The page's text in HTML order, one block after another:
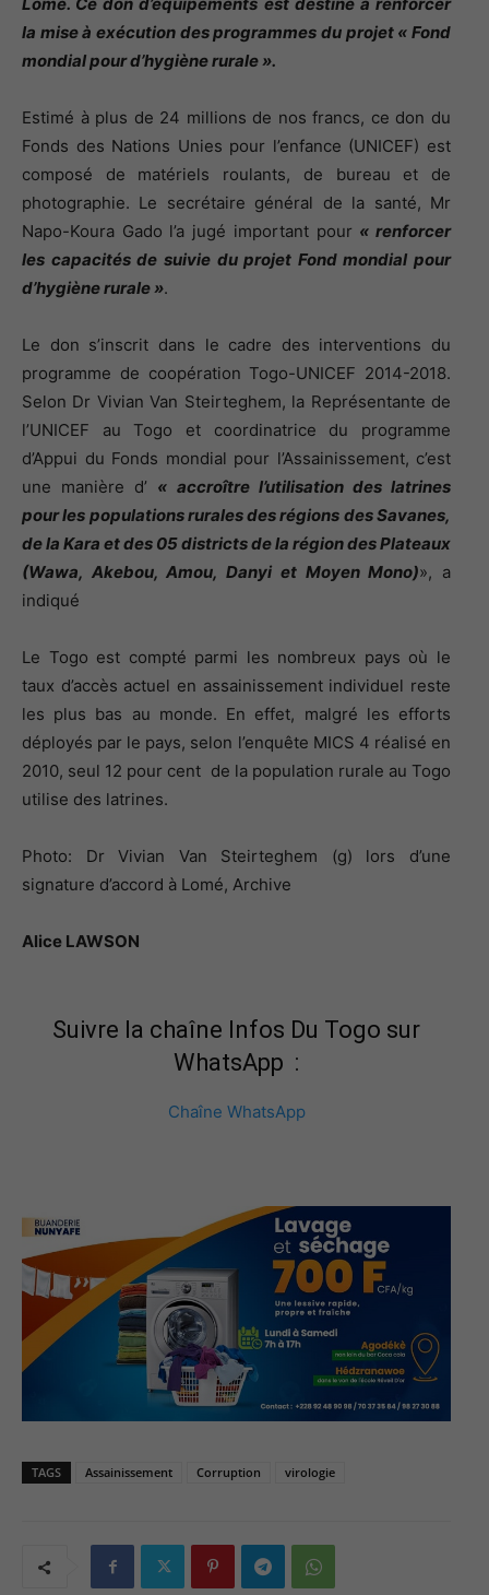
la mise à exécution des programmes du projet « Fond
mondial pour d’hygiène rurale ».
Estimé à plus de 24 millions de nos francs, ce don du
Fonds des Nations Unies pour l’enfance (UNICEF) est
composé de matériels roulants, de bureau et de
photographie. Le secrétaire général de la santé, Mr
Napo-Koura Gado l’a jugé important pour « renforcer
les capacités de suivie du projet Fond mondial pour
d’hygiène rurale ».
Le don s’inscrit dans le cadre des interventions du
programme de coopération Togo-UNICEF 2014-2018.
Selon Dr Vivian Van Steirteghem, la Représentante de
l’UNICEF au Togo et coordinatrice du programme
d’Appui du Fonds mondial pour l’Assainissement, c’est
une manière d’ « accroître l’utilisation des latrines
pour les populations rurales des régions des Savanes,
de la Kara et des 05 districts de la région des Plateaux
(Wawa, Akebou, Amou, Danyi et Moyen Mono)», a
indiqué
Le Togo est compté parmi les nombreux pays où le
taux d’accès actuel en assainissement individuel reste
les plus bas au monde. En effet, malgré les efforts
déployés par le pays, selon l’enquête MICS 4 réalisé en
2010, seul 12 pour cent de la population rurale au Togo
utilise des latrines.
Photo: Dr Vivian Van Steirteghem (g) lors d’une
signature d’accord à Lomé, Archive
Alice LAWSON
Suivre la chaîne Infos Du Togo sur
WhatsApp :
Chaîne WhatsApp
TAGS Assainissement Corruption virologie